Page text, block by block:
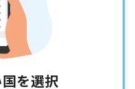
を選択